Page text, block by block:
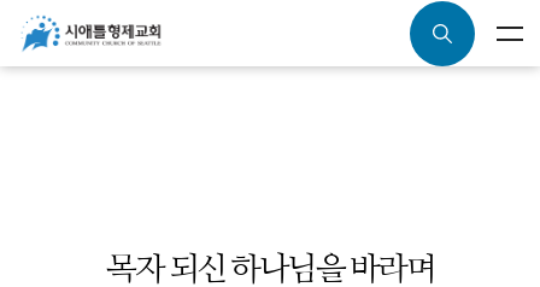
목자 되신 하나님을 바라며